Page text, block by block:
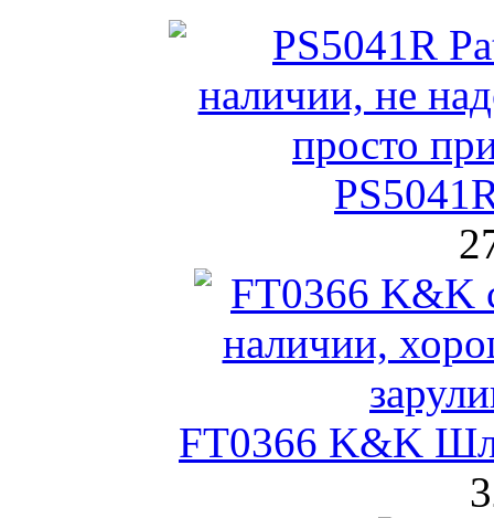
FT0366 K&K